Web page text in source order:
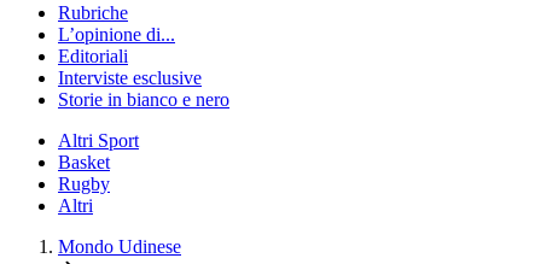
Rubriche
L’opinione di...
Editoriali
Interviste esclusive
Storie in bianco e nero
Altri Sport
Basket
Rugby
Altri
Mondo Udinese